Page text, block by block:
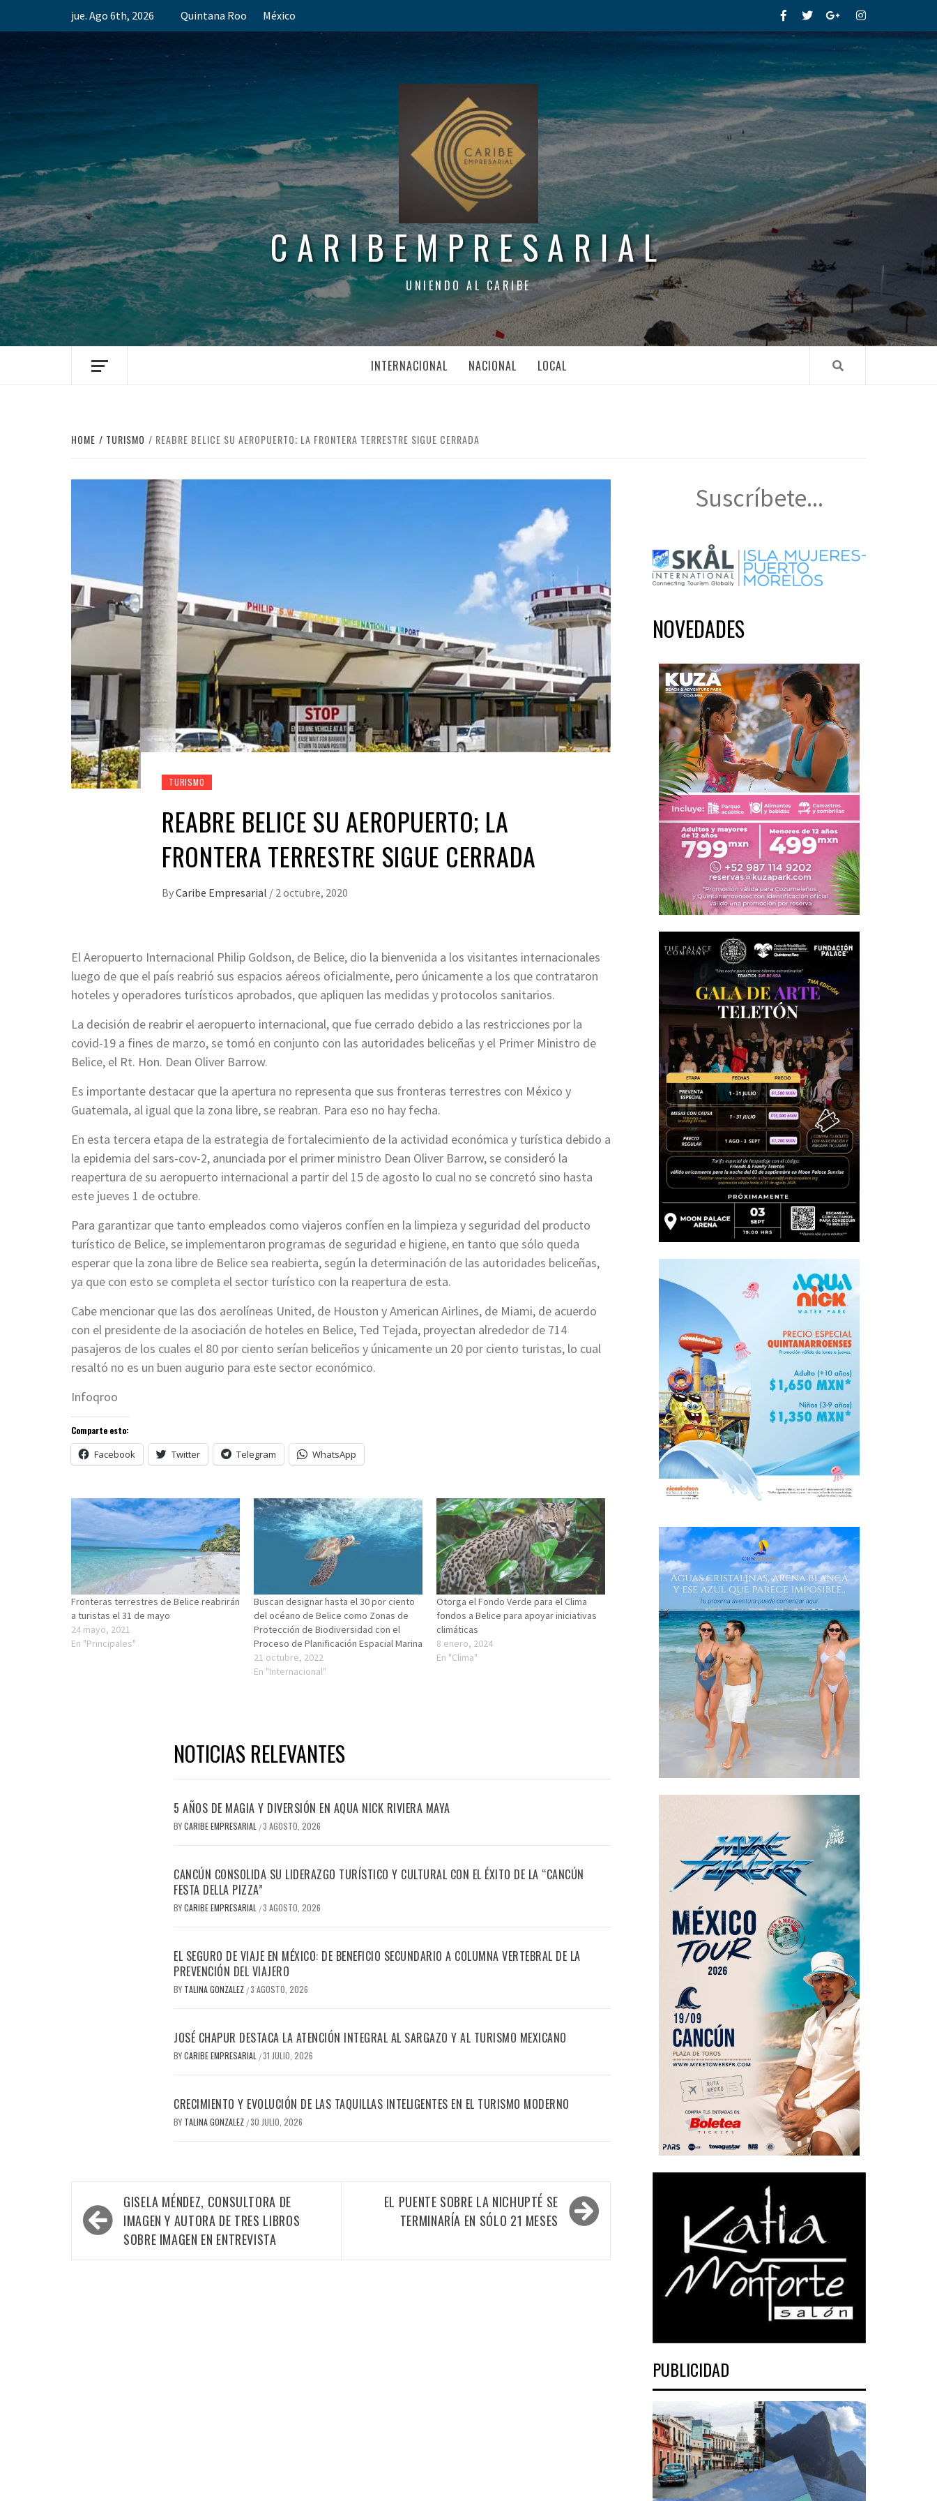
jue. Ago 6th, 2026 Quintana Roo México FacebookTwitterGoogle+Instagram
CARIBEMPRESARIAL
UNIENDO AL CARIBE
INTERNACIONAL NACIONAL LOCAL
HOME TURISMO REABRE BELICE SU AEROPUERTO; LA FRONTERA TERRESTRE SIGUE CERRADA
TURISMO
REABRE BELICE SU AEROPUERTO; LA
FRONTERA TERRESTRE SIGUE CERRADA
ByCaribe Empresarial / 2 octubre, 2020
El Aeropuerto Internacional Philip Goldson, de Belice, dio la bienvenida a los visitantes internacionales
luego de que el país reabrió sus espacios aéreos oficialmente, pero únicamente a los que contrataron
hoteles y operadores turísticos aprobados, que apliquen las medidas y protocolos sanitarios.
La decisión de reabrir el aeropuerto internacional, que fue cerrado debido a las restricciones por la
covid-19 a fines de marzo, se tomó en conjunto con las autoridades beliceñas y el Primer Ministro de
Belice, el Rt. Hon. Dean Oliver Barrow.
Es importante destacar que la apertura no representa que sus fronteras terrestres con México y
Guatemala, al igual que la zona libre, se reabran. Para eso no hay fecha.
En esta tercera etapa de la estrategia de fortalecimiento de la actividad económica y turística debido a
la epidemia del sars-cov-2, anunciada por el primer ministro Dean Oliver Barrow, se consideró la
reapertura de su aeropuerto internacional a partir del 15 de agosto lo cual no se concretó sino hasta
este jueves 1 de octubre.
Para garantizar que tanto empleados como viajeros confíen en la limpieza y seguridad del producto
turístico de Belice, se implementaron programas de seguridad e higiene, en tanto que sólo queda
esperar que la zona libre de Belice sea reabierta, según la determinación de las autoridades beliceñas,
ya que con esto se completa el sector turístico con la reapertura de esta.
Cabe mencionar que las dos aerolíneas United, de Houston y American Airlines, de Miami, de acuerdo
con el presidente de la asociación de hoteles en Belice, Ted Tejada, proyectan alrededor de 714
pasajeros de los cuales el 80 por ciento serían beliceños y únicamente un 20 por ciento turistas, lo cual
resaltó no es un buen augurio para este sector económico.
Infoqroo
Comparte esto:
Facebook Twitter Telegram WhatsApp
Fronteras terrestres de Belice reabrirán
a turistas el 31 de mayo
24 mayo, 2021
En "Principales"
Buscan designar hasta el 30 por ciento
del océano de Belice como Zonas de
Protección de Biodiversidad con el
Proceso de Planificación Espacial Marina
21 octubre, 2022
En "Internacional"
Otorga el Fondo Verde para el Clima
fondos a Belice para apoyar iniciativas
climáticas
8 enero, 2024
En "Clima"
NOTICIAS RELEVANTES
5 AÑOS DE MAGIA Y DIVERSIÓN EN AQUA NICK RIVIERA MAYA
BYCARIBE EMPRESARIAL /3 AGOSTO, 2026
CANCÚN CONSOLIDA SU LIDERAZGO TURÍSTICO Y CULTURAL CON EL ÉXITO DE LA “CANCÚN
FESTA DELLA PIZZA”
BYCARIBE EMPRESARIAL /3 AGOSTO, 2026
EL SEGURO DE VIAJE EN MÉXICO: DE BENEFICIO SECUNDARIO A COLUMNA VERTEBRAL DE LA
PREVENCIÓN DEL VIAJERO
BY TALINA GONZALEZ /3 AGOSTO, 2026
JOSÉ CHAPUR DESTACA LA ATENCIÓN INTEGRAL AL SARGAZO Y AL TURISMO MEXICANO
BYCARIBE EMPRESARIAL /31 JULIO, 2026
CRECIMIENTO Y EVOLUCIÓN DE LAS TAQUILLAS INTELIGENTES EN EL TURISMO MODERNO
BY TALINA GONZALEZ /30 JULIO, 2026
Navegación
de
entradas
GISELA MÉNDEZ, CONSULTORA DE
IMAGEN Y AUTORA DE TRES LIBROS
SOBRE IMAGEN EN ENTREVISTA
EL PUENTE SOBRE LA NICHUPTÉ SE
TERMINARÍA EN SÓLO 21 MESES
Suscríbete...
NOVEDADES
PUBLICIDAD